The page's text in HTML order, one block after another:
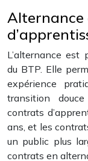
L’alternance est
du BTP. Elle
expérience
transition
contrats
ans, et les
un public plus
contrats en